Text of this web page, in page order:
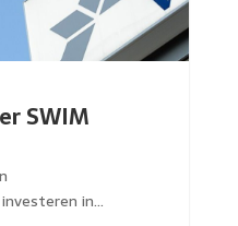
SWIM
in...